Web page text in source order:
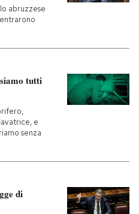
abruzzese
tutti
e
senza
di